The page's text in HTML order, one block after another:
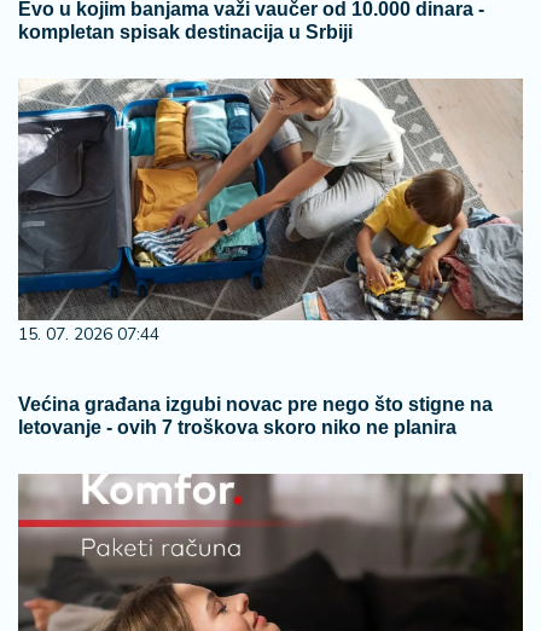
Evo u kojim banjama važi vaučer od 10.000 dinara -
kompletan spisak destinacija u Srbiji
15. 07. 2026 07:44
Većina građana izgubi novac pre nego što stigne na
letovanje - ovih 7 troškova skoro niko ne planira